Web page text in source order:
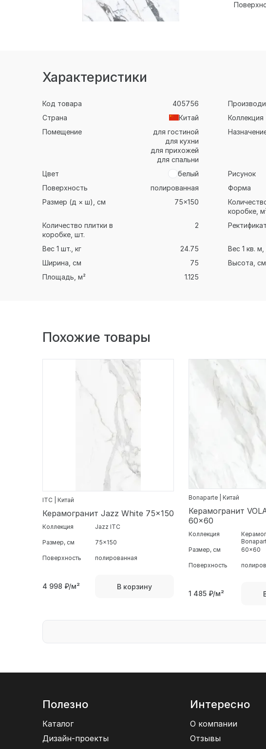
Характеристики
Код товара 405756
Страна
Китай Коллекция
Помещение
для гостиной
для кухни
для прихожей
для спальни
Цвет белый Рисунок
Поверхность
полированная Форма
Размер (д × ш), см
75x150
коробке,
Количество плитки в
коробке, шт.
2 Ректификат
Вес 1 шт., кг 24.75 Вес 1 кв. м,
Ширина, см
75 Высота, см
Площадь, м²
1.125
Похожие товары
ITC | Китай
Керамогранит Jazz White 75x150
Коллекция Jazz ITC
Размер, см 75x150
Поверхность полированная
4 998 ₽/м² В корзину
Bonaparte | Китай
Керамогранит
60x60
Коллекция
Размер, см
60x60
Поверхность
1 485 ₽/м²
Полезно
Каталог
Дизайн-проекты
Интересно
О компании
Отзывы